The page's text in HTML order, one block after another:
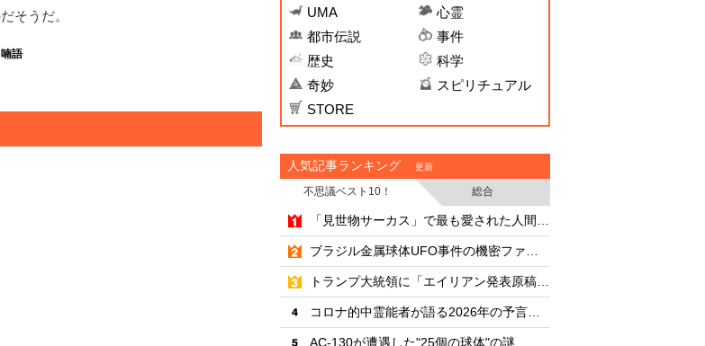
そうだ。
喃語
UMA
心霊
都市伝説
事件
歴史
科学
奇妙
スピリチュアル
STORE
人気記事ランキング 更新
不思議ベスト10！
総合
・
・
・
・
・
AC-130が遭遇した"25個の球体"の謎